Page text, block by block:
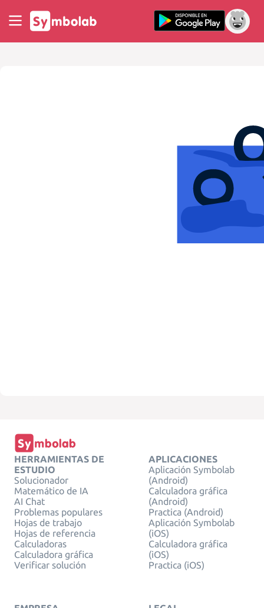
HERRAMIENTAS DE
ESTUDIO
Solucionador
Matemático de IA
AI Chat
Problemas populares
Hojas de trabajo
Hojas de referencia
Calculadoras
Calculadora gráfica
Verificar solución
APLICACIONES
Aplicación Symbolab
(Android)
Calculadora gráfica
(Android)
Practica (Android)
Aplicación Symbolab
(iOS)
Calculadora gráfica
(iOS)
Practica (iOS)